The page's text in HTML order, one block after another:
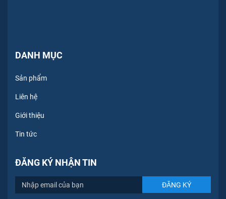
DANH MỤC
Sản phẩm
Liên hệ
Giới thiệu
Tin tức
ĐĂNG KÝ NHẬN TIN